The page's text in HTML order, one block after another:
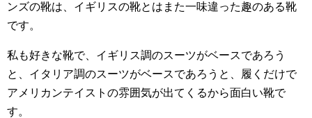
ンズの靴は、イギリスの靴とはまた一味違った趣のある靴
です。
私も好きな靴で、イギリス調のスーツがベースであろう
と、イタリア調のスーツがベースであろうと、履くだけで
アメリカンテイストの雰囲気が出てくるから面白い靴で
す。